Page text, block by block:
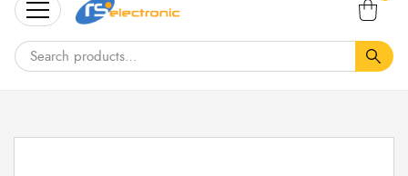
for: